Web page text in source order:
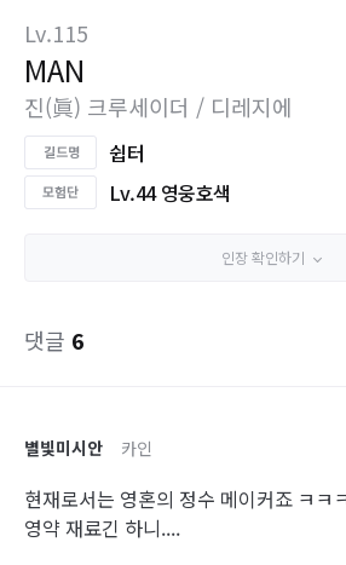
Lv.115
MAN
진(眞) 크루세이더 / 디레지에
쉽터
Lv.44 영웅호색
인장 확인하기
댓글 6
별빛미시안 카인
현재로서는 영혼의 정수 메이커죠 ㅋㅋ
영약 재료긴 하니....